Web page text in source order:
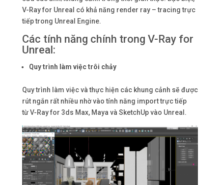
V-Ray for Unreal có khả năng render ray – tracing trực
tiếp trong Unreal Engine.
Các tính năng chính trong V-Ray for
Unreal:
Quy trình làm việc trôi chảy
Quy trình làm việc và thực hiện các khung cảnh sẽ được
rút ngắn rất nhiều nhờ vào tính năng import trực tiếp
từ V-Ray for 3ds Max, Maya và SketchUp vào Unreal.